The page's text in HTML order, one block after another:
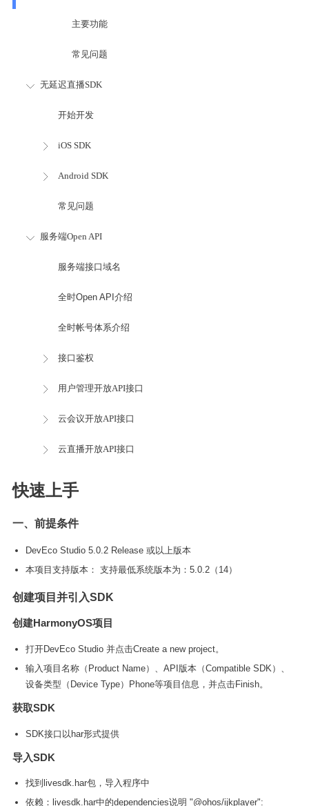
主要功能
常见问题
无延迟直播SDK
开始开发
iOS SDK
Android SDK
常见问题
服务端Open API
服务端接口域名
全时Open API介绍
全时帐号体系介绍
接口鉴权
用户管理开放API接口
云会议开放API接口
云直播开放API接口
快速上手
一、前提条件
DevEco Studio 5.0.2 Release 或以上版本
本项目支持版本： 支持最低系统版本为：5.0.2（14）
创建项目并引入SDK
创建HarmonyOS项目
打开DevEco Studio 并点击Create a new project。
输入项目名称（Product Name）、API版本（Compatible SDK）、
设备类型（Device Type）Phone等项目信息，并点击Finish。
获取SDK
SDK接口以har形式提供
导入SDK
找到livesdk.har包，导入程序中
依赖：livesdk.har中的dependencies说明 "@ohos/ijkplayer":